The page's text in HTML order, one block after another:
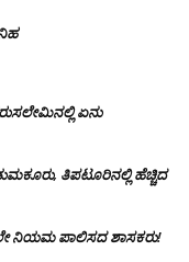
ಏನು
ತಿಪಟೂರಿನಲ್ಲಿ ಹೆಚ್ಚಿದ
ನಿಯಮ ಪಾಲಿಸದ ಶಾಸಕರು!